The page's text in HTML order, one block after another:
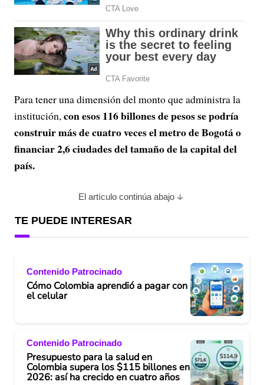
Para tener una dimensión del monto que administra la
institución, con esos 116 billones de pesos se podría
construir más de cuatro veces el metro de Bogotá o
financiar 2,6 ciudades del tamaño de la capital del
país.
El artículo continúa abajo
TE PUEDE INTERESAR
Contenido Patrocinado
Cómo Colombia aprendió a pagar con
el celular
Contenido Patrocinado
Presupuesto para la salud en
Colombia supera los $115 billones en
2026: así ha crecido en cuatro años